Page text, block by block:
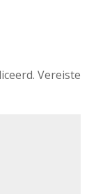
Vereiste